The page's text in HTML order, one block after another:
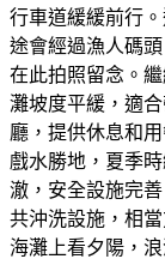
行車道緩緩前行
途會經過漁人碼
在此拍照留念。
灘坡度平緩，適
廳，提供休息和
戲水勝地，夏季
澈，安全設施完
共沖洗設施，相
海灘上看夕陽，